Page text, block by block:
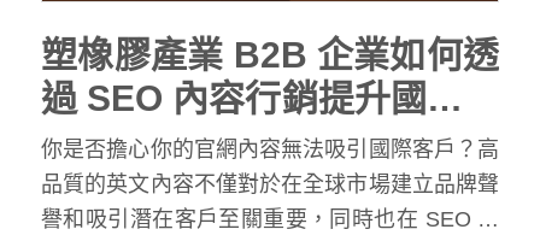
塑橡膠產業 B2B 企業如何透
過 SEO 內容行銷提升國際競
爭力
你是否擔心你的官網內容無法吸引國際客戶？高
品質的英文內容不僅對於在全球市場建立品牌聲
譽和吸引潛在客戶至關重要，同時也在 SEO 方